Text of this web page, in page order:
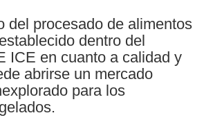
del procesado de alimentos
dentro del
ICE en cuanto a calidad y
abrirse un mercado
para los